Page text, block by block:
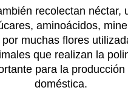
recolectan néctar,
aminoácidos,
muchas flores
que realizan la
para la
doméstica.